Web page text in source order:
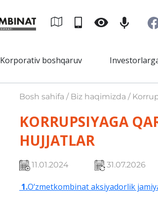
Korporativ boshqaruv
Bosh sahifa / Biz haqimizda /
KORRUPSIYAGA
HUJJATLAR
11.01.2024 31.07.2026
1.O‘zmetkombinat aksiyadorlik